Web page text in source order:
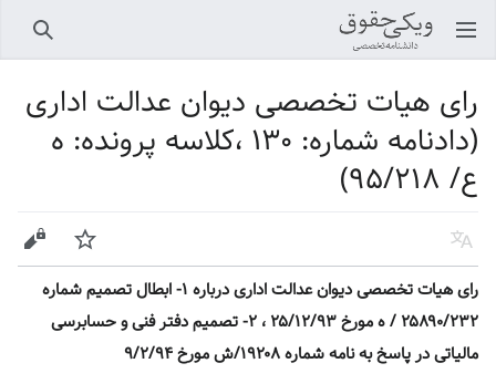
باز کردن منو اصلی جستجو
رای هیات تخصصی دیوان عدالت اداری
(دادنامه شماره: ۱۳۰ ،کلاسه پرونده: ه
ع/ ۹۵/۲۱۸)
زبان پیگیری ویرایش
رای هیات تخصصی دیوان عدالت اداری درباره ۱- ابطال تصمیم شماره
۲۵۸۹۰/۲۳۲ / ه مورخ ۲۵/۱۲/۹۳ ، ۲- تصمیم دفتر فنی و حسابرسی
مالیاتی در پاسخ به نامه شماره ۱۹۲۰۸/ش مورخ ۹/۲/۹۴